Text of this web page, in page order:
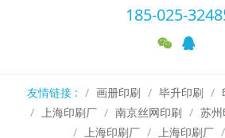
185-025-
友情链接 : 画册印刷 毕升印刷
上海印刷厂
南京丝网印刷 苏
上海印刷厂
上海印刷厂